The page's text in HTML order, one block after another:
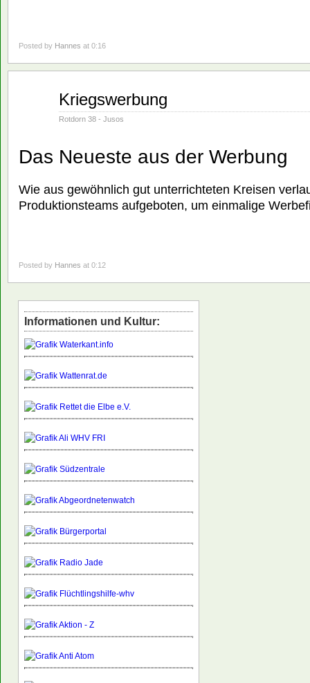
Posted by Hannes at 0:16
Kriegswerbung
Rotdorn 38 - Jusos
Das Neueste aus der Werbung
Wie aus gewöhnlich gut unterrichteten Kreisen
Produktionsteams aufgeboten, um einmalige
Posted by Hannes at 0:12
Informationen und Kultur: